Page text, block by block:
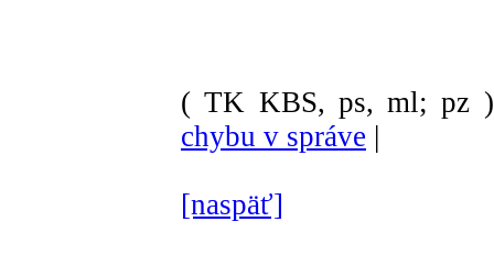
( TK KBS, ps, ml; pz )
chybu v správe |
[naspäť]